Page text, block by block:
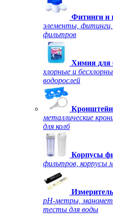
Фитинги и
элементы, фитинги,
фильтров
Химия для
хлорные и
водорослей
металлические
для колб
Корпусы
фильтров, корпусы
рН-метры,
тесты для воды